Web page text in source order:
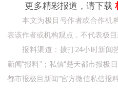
科教
健康
相亲
更多精彩报道，请下载
本文为极目号作者或合作机
表该作者或机构观点，不代表极目
报料渠道：拨打24小时新闻
新闻“报料”；私信“楚天都市报极
都市报极目新闻”官方微信私信报料